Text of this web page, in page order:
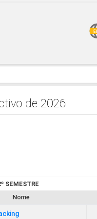
de 2026
SEMESTRE
Nome